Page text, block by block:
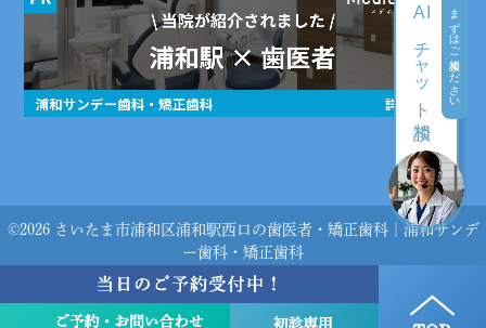
AI
チャット
相談
まずはご相談ください
©2026 さいたま市浦和区浦和駅西口の歯医者・矯正歯科｜浦和サンデ
ー歯科・矯正歯科